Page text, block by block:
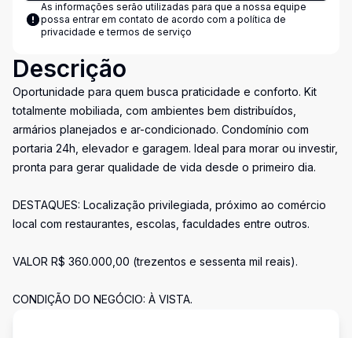
As informações serão utilizadas para que a nossa equipe
possa entrar em contato de acordo com a política de
privacidade e termos de serviço
Descrição
Oportunidade para quem busca praticidade e conforto. Kit
totalmente mobiliada, com ambientes bem distribuídos,
armários planejados e ar-condicionado. Condomínio com
portaria 24h, elevador e garagem. Ideal para morar ou investir,
pronta para gerar qualidade de vida desde o primeiro dia.
DESTAQUES: Localização privilegiada, próximo ao comércio
local com restaurantes, escolas, faculdades entre outros.
VALOR R$ 360.000,00 (trezentos e sessenta mil reais).
CONDIÇÃO DO NEGÓCIO: À VISTA.